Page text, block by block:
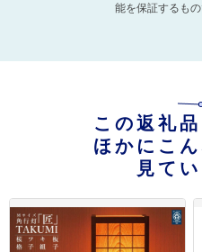
能を保証するもの
この返礼
ほかにこ
見て